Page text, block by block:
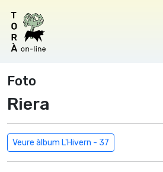
Foto
Riera
Veure àlbum L'Hivern - 37